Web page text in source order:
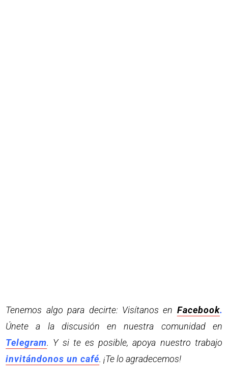
Tenemos algo para decirte: Visítanos en Facebook.
Únete a la discusión en nuestra comunidad en
Telegram. Y si te es posible, apoya nuestro trabajo
invitándonos un café. ¡Te lo agradecemos!